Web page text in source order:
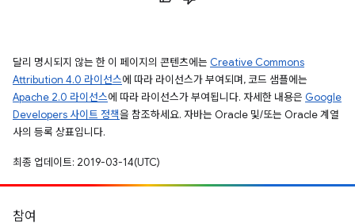
달리 명시되지 않는 한 이 페이지의 콘텐츠에는 Creative Commons
Attribution 4.0 라이선스에 따라 라이선스가 부여되며, 코드 샘플에는
Apache 2.0 라이선스에 따라 라이선스가 부여됩니다. 자세한 내용은 Google
Developers 사이트 정책을 참조하세요. 자바는 Oracle 및/또는 Oracle 계열
사의 등록 상표입니다.
최종 업데이트: 2019-03-14(UTC)
참여